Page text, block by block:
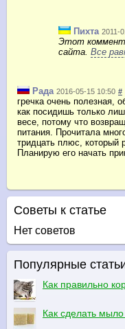
Пихта 2011-
Этот
сайта. Все
Рада 2016-05-15 10:50 #
гречка очень полезная,
как посидишь только
весе, потому что
питания.
Прочитала
тридцать плюс, который
Планирую его начать
Советы к статье
Нет советов
Популярные
Как правильно
Как сделать